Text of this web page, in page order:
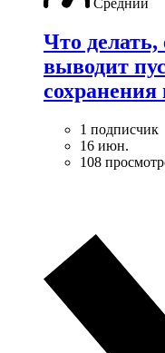
Средний
Что
выводит
1 подписчик
16 июн.
108